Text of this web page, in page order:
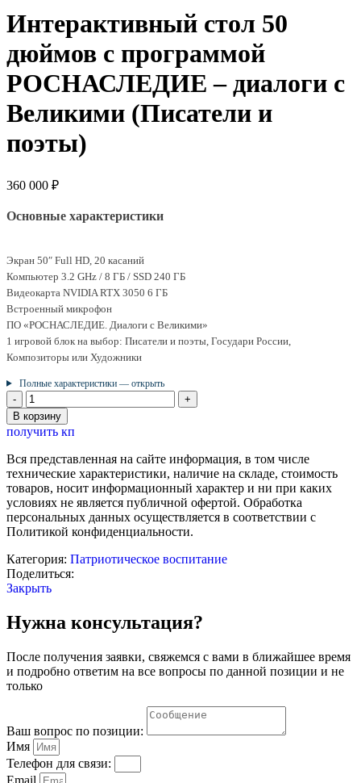
Интерактивный стол 50
дюймов с программой
РОСНАСЛЕДИЕ – диалоги с
Великими (Писатели и
поэты)
360 000 ₽
Основные характеристики
Экран 50″ Full HD, 20 касаний
Компьютер 3.2 GHz / 8 ГБ / SSD 240 ГБ
Видеокарта NVIDIA RTX 3050 6 ГБ
Встроенный микрофон
ПО «РОСНАСЛЕДИЕ. Диалоги с Великими»
1 игровой блок на выбор: Писатели и поэты, Государи России,
Композиторы или Художники
Полные характеристики — открыть
Количество
товара
Интерактивный
стол
50
дюймов
с
программой
РОСНАСЛЕДИЕ
-
с
Великими
(Писатели
В корзину
получить кп
Вся представленная на сайте информация, в том числе
технические характеристики, наличие на складе, стоимость
товаров, носит информационный характер и ни при каких
условиях не является публичной офертой. Обработка
персональных данных осуществляется в соответствии с
Политикой конфиденциальности.
Категория: Патриотическое воспитание
Поделиться:
Закрыть
Нужна консультация?
После получения заявки, свяжемся с вами в ближайшее время
и подробно ответим на все вопросы по данной позиции и не
только
Ваш вопрос по позиции:
Имя
Телефон для связи:
Email